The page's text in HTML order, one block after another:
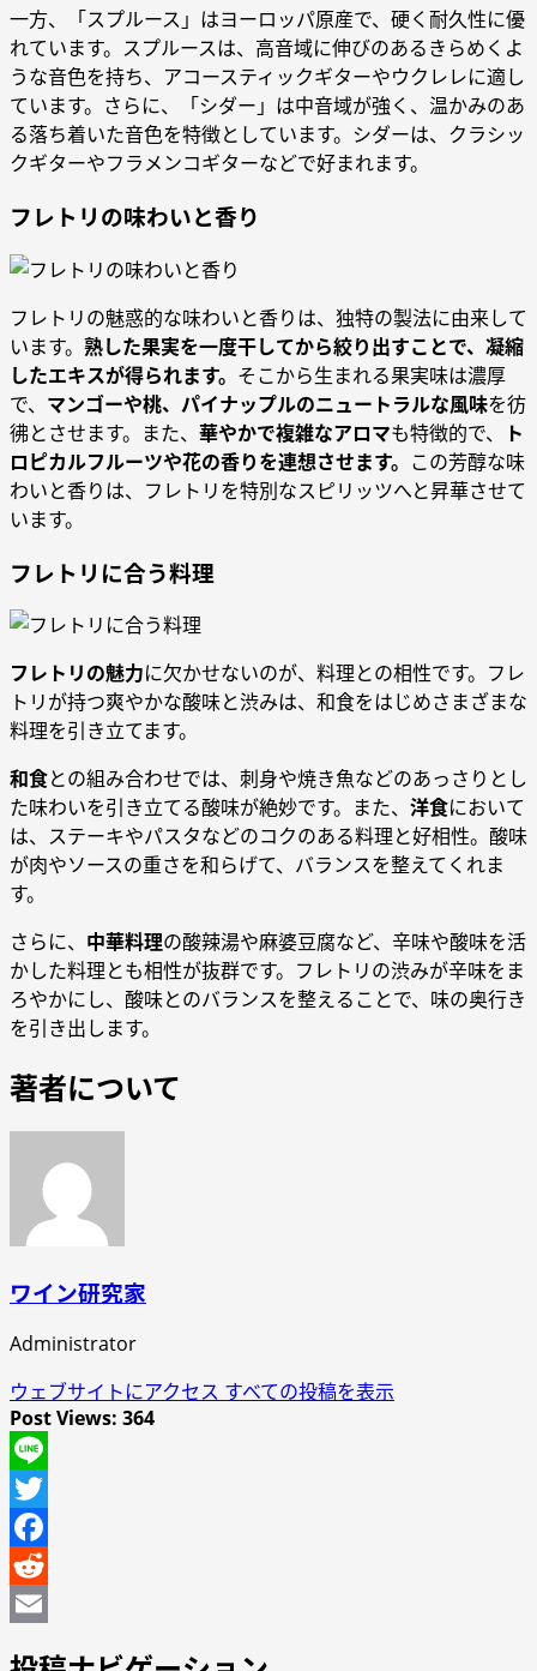
一方、「スプルース」はヨーロッパ原産で、硬く耐久性に優
れています。スプルースは、高音域に伸びのあるきらめくよ
うな音色を持ち、アコースティックギターやウクレレに適し
ています。さらに、「シダー」は中音域が強く、温かみのあ
る落ち着いた音色を特徴としています。シダーは、クラシッ
クギターやフラメンコギターなどで好まれます。
フレトリの味わいと香り
フレトリの魅惑的な味わいと香りは、独特の製法に由来して
います。 熟した果実を一度干してから絞り出すことで、凝縮
したエキスが得られます。 そこから生まれる果実味は濃厚
で、 マンゴーや桃、パイナップルのニュートラルな風味を彷
彿とさせます。また、 華やかで複雑なアロマも特徴的で、
ト
ロピカルフルーツや花の香りを連想させます。 この芳醇な味
わいと香りは、フレトリを特別なスピリッツへと昇華させて
います。
フレトリに合う料理
フレトリの魅力に欠かせないのが、料理との相性です。フレ
トリが持つ爽やかな酸味と渋みは、和食をはじめさまざまな
料理を引き立てます。
和食との組み合わせでは、刺身や焼き魚などのあっさりとし
た味わいを引き立てる酸味が絶妙です。また、 洋食において
は、ステーキやパスタなどのコクのある料理と好相性。酸味
が肉やソースの重さを和らげて、バランスを整えてくれま
す。
さらに、 中華料理の酸辣湯や麻婆豆腐など、辛味や酸味を活
かした料理とも相性が抜群です。フレトリの渋みが辛味をま
ろやかにし、酸味とのバランスを整えることで、味の奥行き
を引き出します。
著者について
ワイン研究家
Administrator
ウェブサイトにアクセス すべての投稿を表示
Post Views: 364
Line
Twitter
Facebook
Reddit